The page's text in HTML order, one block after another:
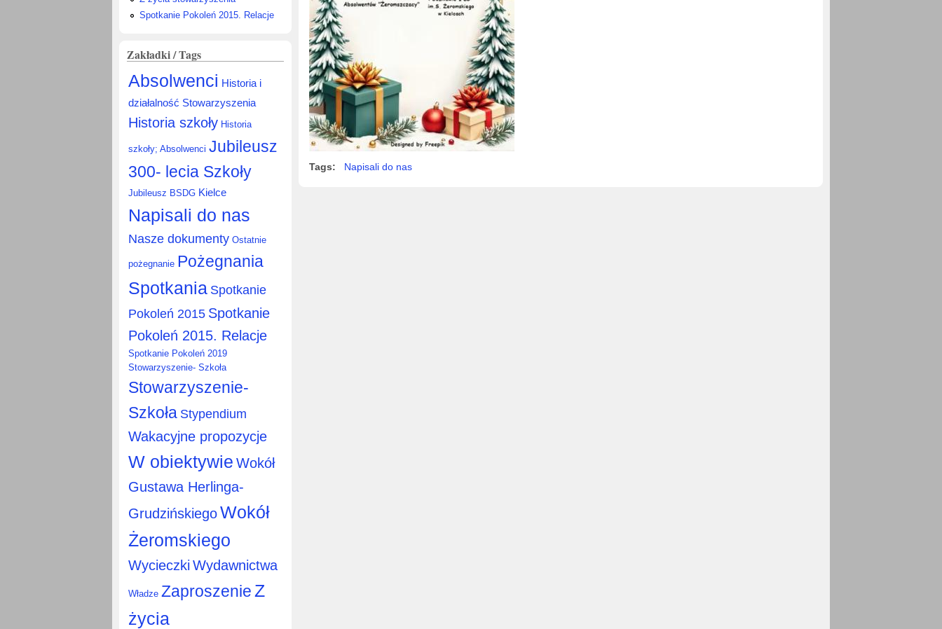
Spotkanie Pokoleń 2015. Relacje
Zakładki / Tags
Absolwenci Historia i
działalność Stowarzyszenia
Historia szkoły Historia
szkoły; Absolwenci Jubileusz
300- lecia Szkoły
Jubileusz BSDG Kielce
Napisali do nas
Nasze dokumenty Ostatnie
pożegnanie Pożegnania
Spotkania Spotkanie
Pokoleń 2015 Spotkanie
Pokoleń 2015. Relacje
Spotkanie Pokoleń 2019
Stowarzyszenie- Szkoła
Stowarzyszenie-
Szkoła Stypendium
Wakacyjne propozycje
W obiektywie Wokół
Gustawa Herlinga-
GrudzińskiegoWokół
Żeromskiego
Wycieczki Wydawnictwa
Władze ZaproszenieZ
życia
Tags: Napisali do nas